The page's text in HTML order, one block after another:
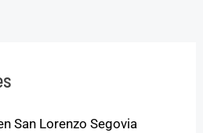
San Lorenzo Segovia